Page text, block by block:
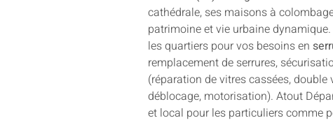
cathédrale, ses maisons à
patrimoine et vie urbaine
les quartiers pour vos besoins en
remplacement de serrures,
(réparation de vitres cassées, double
déblocage, motorisation). Atout
et local pour les particuliers comme